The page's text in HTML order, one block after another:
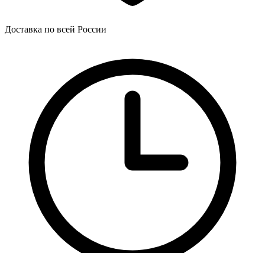
Доставка по всей России